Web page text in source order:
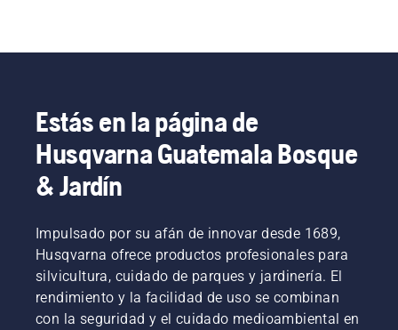
Estás en la página de
Husqvarna Guatemala Bosque
& Jardín
Impulsado por su afán de innovar desde 1689,
Husqvarna ofrece productos profesionales para
silvicultura, cuidado de parques y jardinería. El
rendimiento y la facilidad de uso se combinan
con la seguridad y el cuidado medioambiental en